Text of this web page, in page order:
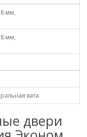
мм,
мм,
вата
двери